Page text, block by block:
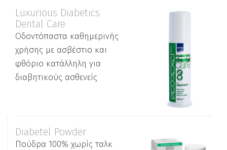
Luxurious Diabetics
Dental Care
Oδοντόπαστα καθημερινής
χρήσης με ασβέστιο και
φθόριο κατάλληλη για
διαβητικούς ασθενείς
Diabetel Powder
Πούδρα 100% χωρίς ταλκ